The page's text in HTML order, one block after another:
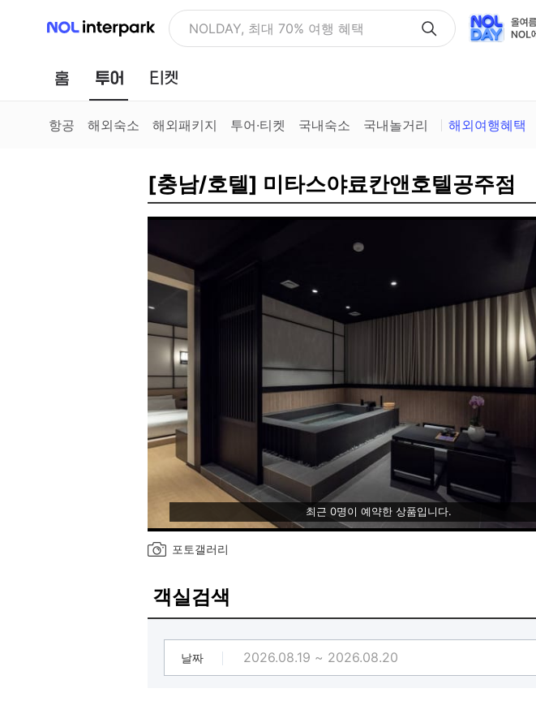
NOL 인터파크 NOLDAY, 최대 70% 여행 혜택
홈 투어
항공 해외숙소 해외패키지 투어·티켓 국내숙소 국내놀거리 해외여행혜택
[충남/호텔] 미타스야료칸앤호텔공주점
최근 0명이 예약한 상품입니다.
포토갤러리
객실검색
날짜